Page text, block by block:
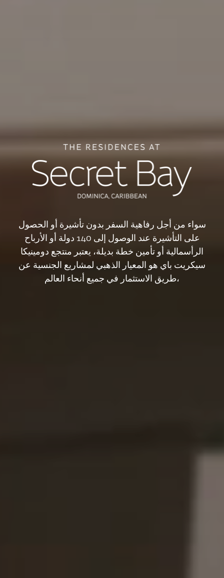
سواء من أجل رفاهية السفر بدون تأشيرة أو الحصول
على التأشيرة عند الوصول إلى 140 دولة أو الأرباح
الرأسمالية أو تأمين خطة بديلة، يعتبر منتجع دومينيكا
سيكريت باي هو المعيار الذهبي لمشاريع الجنسية عن
طريق الاستثمار في جميع أنحاء العالم،